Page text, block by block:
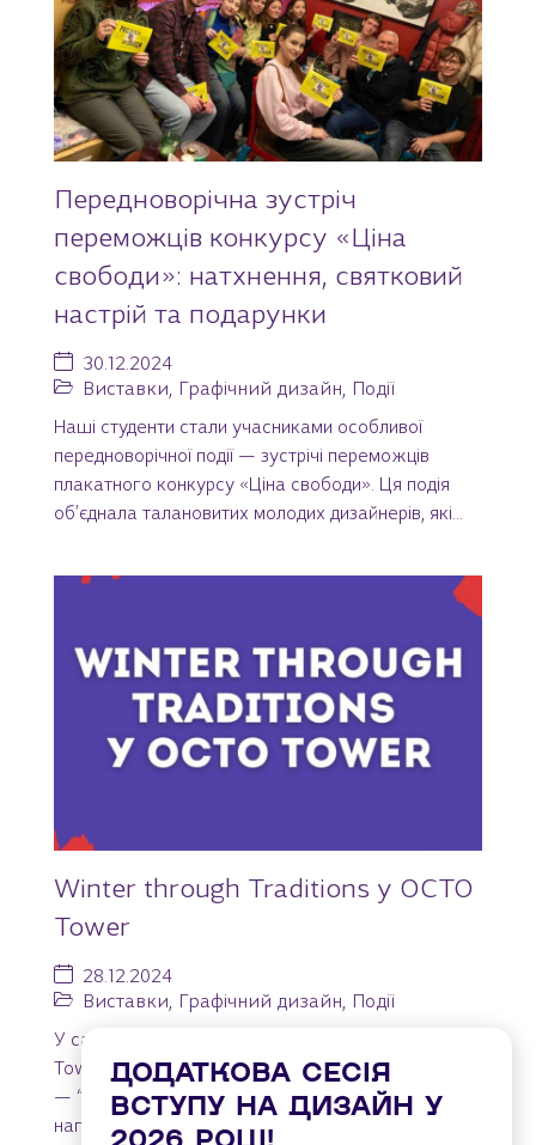
Передноворічна зустріч
переможців конкурсу «Ціна
свободи»: натхнення, святковий
настрій та подарунки
30.12.2024
Виставки
Графічний дизайн Події
Наші студенти стали учасниками особливої
передноворічної події — зустрічі переможців
плакатного конкурсу «Ціна свободи». Ця подія
об’єднала талановитих молодих дизайнерів, які...
Winter through Traditions у OCTO
Tower
28.12.2024
Виставки
Графічний дизайн Події
У самому серці зимового Києва в просторі OCTO
Tower відбулася яскрава мистецька подія
— “Winter Through Traditions”, яка стала чудовою
нагодою для студентів...
ДОДАТКОВА СЕСІЯ
ВСТУПУ НА ДИЗАЙН У